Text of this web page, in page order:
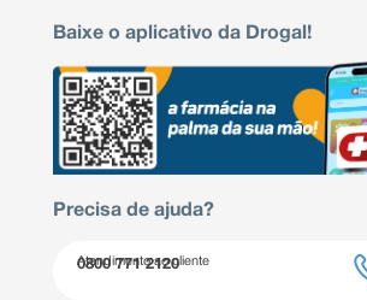
Baixe o aplicativo da Drogal!
Precisa de ajuda?
Atendimento ao cliente
0800 771 2120